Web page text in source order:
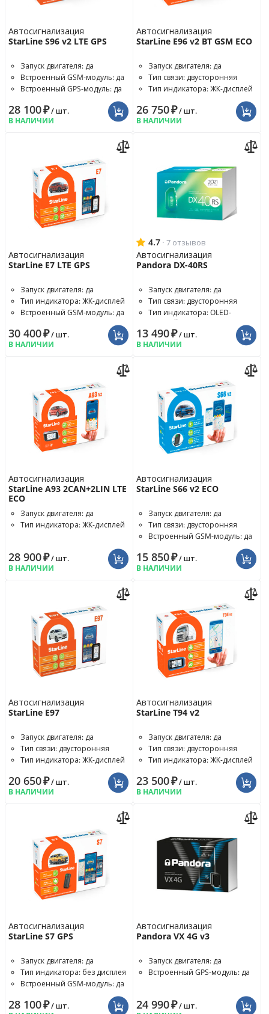
Автосигнализация
StarLine S96 v2 LTE GPS
Запуск двигателя: да
Встроенный GSM-модуль: да
Встроенный GPS-модуль: да
28 100₽/ шт.
В НАЛИЧИИ
Автосигнализация
StarLine E96 v2 BT GSM ECO
Запуск двигателя: да
Тип связи: двусторонняя
Тип индикатора: ЖК-дисплей
26 750₽/ шт.
В НАЛИЧИИ
Автосигнализация
StarLine E7 LTE GPS
Запуск двигателя: да
Тип индикатора: ЖК-дисплей
Встроенный GSM-модуль: да
30 400₽/ шт.
В НАЛИЧИИ
4.7 · 7 отзывов
Автосигнализация
Pandora DX-40RS
Запуск двигателя: да
Тип связи: двусторонняя
Тип индикатора: OLED-
дисплей
13 490₽/ шт.
В НАЛИЧИИ
Автосигнализация
StarLine A93 2CAN+2LIN LTE
ECO
Запуск двигателя: да
Тип индикатора: ЖК-дисплей
28 900₽/ шт.
В НАЛИЧИИ
Автосигнализация
StarLine S66 v2 ECO
Запуск двигателя: да
Тип связи: двусторонняя
Встроенный GSM-модуль: да
15 850₽/ шт.
В НАЛИЧИИ
Автосигнализация
StarLine E97
Запуск двигателя: да
Тип связи: двусторонняя
Тип индикатора: ЖК-дисплей
20 650₽/ шт.
В НАЛИЧИИ
Автосигнализация
StarLine T94 v2
Запуск двигателя: да
Тип связи: двусторонняя
Тип индикатора: ЖК-дисплей
23 500₽/ шт.
В НАЛИЧИИ
Автосигнализация
StarLine S7 GPS
Запуск двигателя: да
Тип индикатора: без дисплея
Встроенный GSM-модуль: да
28 100₽/ шт.
Автосигнализация
Pandora VX 4G v3
Запуск двигателя: да
Встроенный GPS-модуль: да
24 990₽/ шт.